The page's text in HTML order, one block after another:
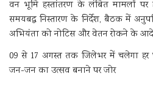
वन भूमि हस्तांतरण के लंबित मामलों पर
समयबद्ध निस्तारण के निर्देश, बैठक में
अभियंता को नोटिस और वेतन रोकने के
09 से 17 अगस्त तक जिलेभर में चलेगा हर
जन-जन का उत्सव बनाने पर जोर